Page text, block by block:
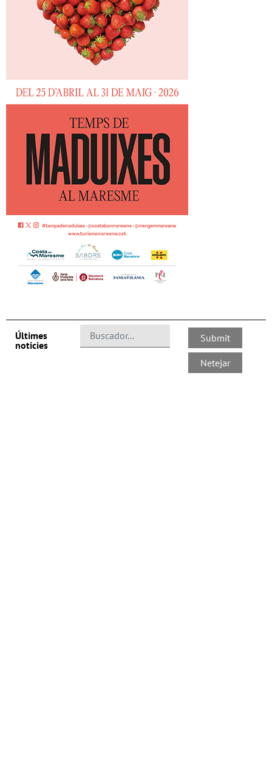
Últimes
noticies